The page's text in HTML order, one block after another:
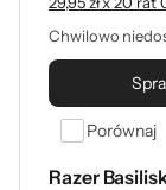
Chwilowo
Porównaj
Razer